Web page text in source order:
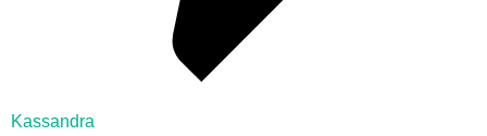
Kassandra